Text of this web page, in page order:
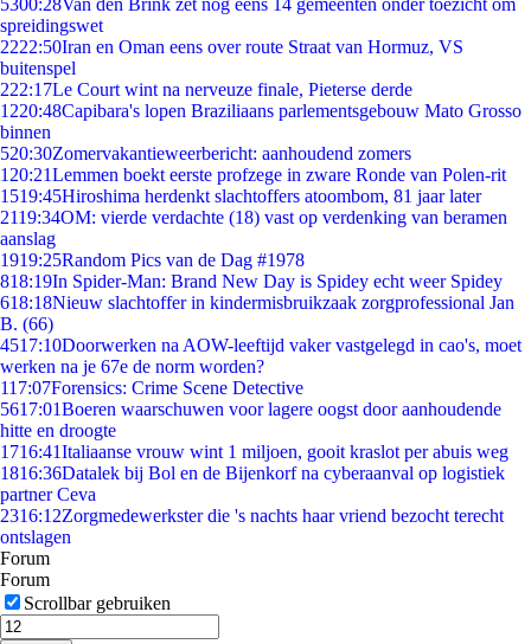
5300:28Van den Brink zet nog eens 14 gemeenten onder toezicht om
spreidingswet
2222:50Iran en Oman eens over route Straat van Hormuz, VS
buitenspel
222:17Le Court wint na nerveuze finale, Pieterse derde
1220:48Capibara's lopen Braziliaans parlementsgebouw Mato Grosso
binnen
520:30Zomervakantieweerbericht: aanhoudend zomers
1 20:21Lemmen boekt eerste profzege in zware Ronde van Polen-rit
1519:45Hiroshima herdenkt slachtoffers atoombom, 81 jaar later
2119:34OM: vierde verdachte (18) vast op verdenking van beramen
aanslag
1919:25Random Pics van de Dag #1978
818:19In Spider-Man: Brand New Day is Spidey echt weer Spidey
618:18Nieuw slachtoffer in kindermisbruikzaak zorgprofessional Jan
B. (66)
4517:10Doorwerken na AOW-leeftijd vaker vastgelegd in cao's, moet
werken na je 67e de norm worden?
117:07Forensics: Crime Scene Detective
5617:01Boeren waarschuwen voor lagere oogst door aanhoudende
hitte en droogte
1716:41Italiaanse vrouw wint 1 miljoen, gooit kraslot per abuis weg
1816:36Datalek bij Bol en de Bijenkorf na cyberaanval op logistiek
partner Ceva
2316:12Zorgmedewerkster die 's nachts haar vriend bezocht terecht
ontslagen
Forum
Forum
Scrollbar gebruiken